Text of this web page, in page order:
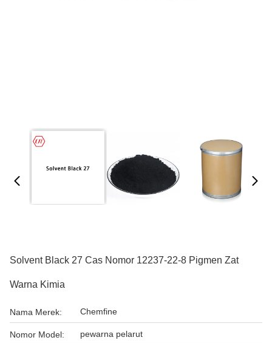
Solvent Black 27 Cas Nomor 12237-22-8 Pigmen Zat
Warna Kimia
Nama Merek: Chemfine
Nomor Model: pewarna pelarut